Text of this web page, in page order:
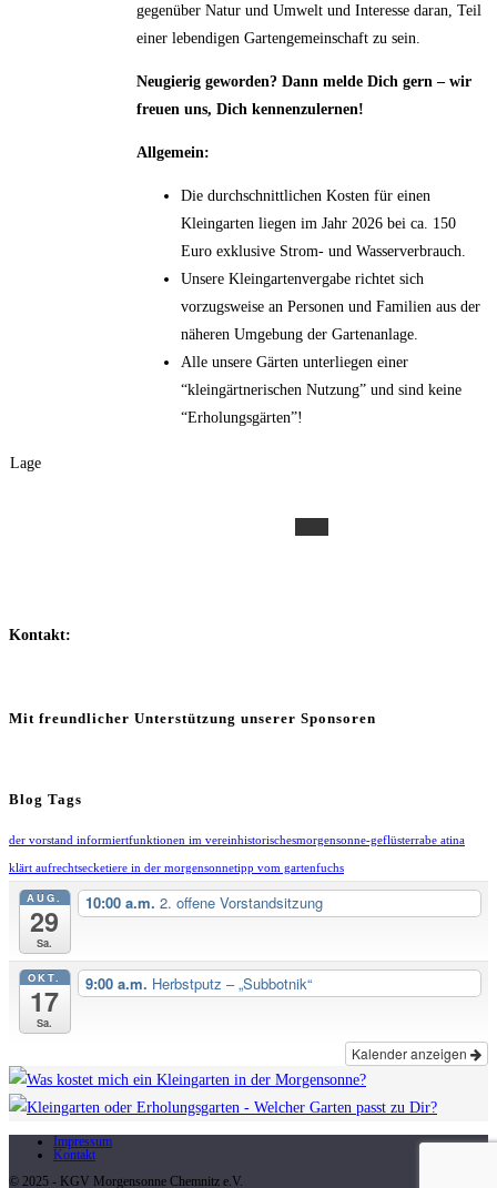
gegenüber Natur und Umwelt und Interesse daran, Teil
einer lebendigen Garten­gemeinschaft zu sein.
Neugierig geworden? Dann melde Dich gern – wir
freuen uns, Dich kennenzulernen!
Allgemein:
Die durchschnittlichen Kosten für einen
Kleingarten liegen im Jahr 2026 bei ca. 150
Euro exklusive Strom- und Wasserverbrauch.
Unsere Kleingartenvergabe richtet sich
vorzugsweise an Personen und Familien aus der
näheren Umgebung der Gartenanlage.
Alle unsere Gärten unterliegen einer
“kleingärtnerischen Nutzung” und sind keine
“Erholungsgärten”!
Lage
Kontakt:
Mit freundlicher Unterstützung unserer Sponsoren
Blog Tags
der vorstand informiertfunktionen im vereinhistorischesmorgensonne-geflüsterrabe atina
klärt aufrechtsecketiere in der morgensonnetipp vom gartenfuchs
AUG.
29
Sa.
10:00 a.m. 2. offene Vorstandsitzung
OKT.
17
Sa.
9:00 a.m. Herbstputz – „Subbotnik“
Kalender anzeigen
Impressum
Kontakt
© 2025 - KGV Morgensonne Chemnitz e.V.